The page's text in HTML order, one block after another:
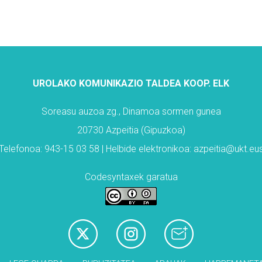
UROLAKO KOMUNIKAZIO TALDEA KOOP. ELK
Soreasu auzoa zg., Dinamoa sormen gunea
20730 Azpeitia (Gipuzkoa)
943-15 03 58 | Helbide elektronikoa:
Codesyntaxek garatua